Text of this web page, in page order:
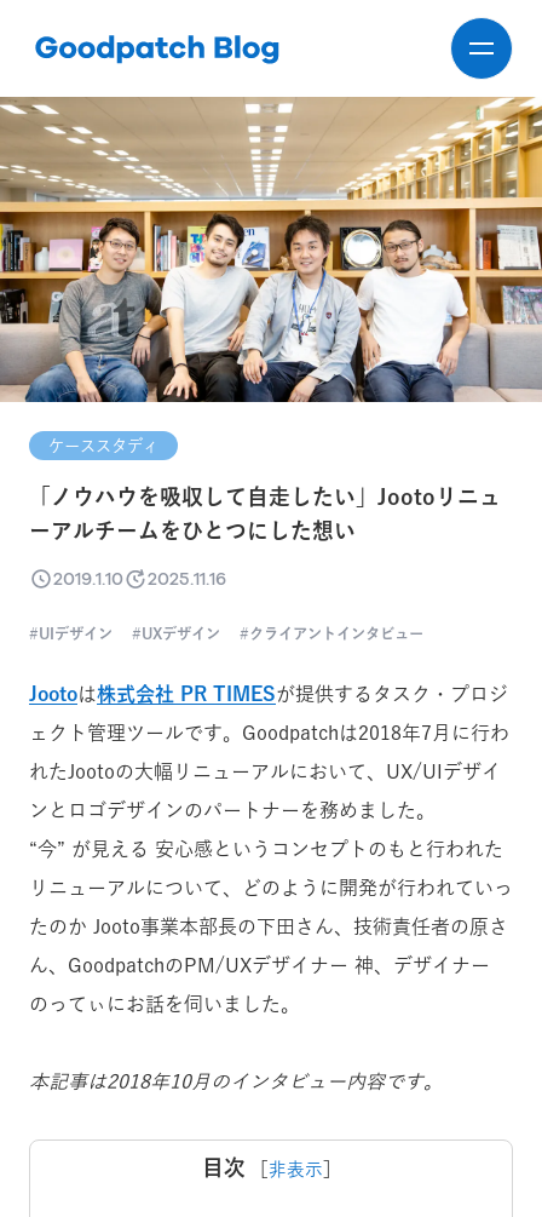
ケーススタディ
「ノウハウを吸収して自走したい」Jootoリニュ
ーアルチームをひとつにした想い
2019.1.10 2025.11.16
UIデザイン UXデザイン クライアントインタビュー
Jootoは株式会社 PR TIMESが提供するタスク・プロジ
ェクト管理ツールです。Goodpatchは2018年7月に行わ
れたJootoの大幅リニューアルにおいて、UX/UIデザイ
ンとロゴデザインのパートナーを務めました。
“今” が見える 安心感というコンセプトのもと行われた
リニューアルについて、どのように開発が行われていっ
たのか Jooto事業本部長の下田さん、技術責任者の原さ
ん、GoodpatchのPM/UXデザイナー 神、デザイナー
のってぃにお話を伺いました。
本記事は2018年10月のインタビュー内容です。
目次 非表示